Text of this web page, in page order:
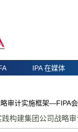
IPA 在媒体
审计实施框架—FIPA
践构建集团公司战略